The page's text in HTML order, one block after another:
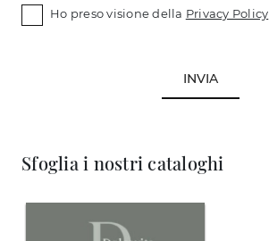
Sfoglia i nostri cataloghi
Ho preso visione della Privacy Policy
INVIA